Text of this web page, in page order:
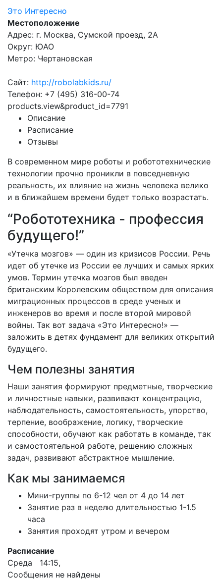
Это Интересно
Местоположение
Адрес: г. Москва, Сумской проезд, 2А
Округ: ЮАО
Метро: Чертановская
Сайт: http://robolabkids.ru/
Телефон: +7 (495) 316-00-74
products.view&product_id=7791
Описание
Расписание
Отзывы
В современном мире роботы и робототехнические
технологии прочно проникли в повседневную
реальность, их влияние на жизнь человека велико
и в ближайшем времени будет только возрастать.
“Робототехника - профессия
будущего!”
«Утечка мозгов» — один из кризисов России. Речь
идет об утечке из России ее лучших и самых ярких
умов. Термин утечка мозгов был введен
британским Королевским обществом для описания
миграционных процессов в среде ученых и
инженеров во время и после второй мировой
войны. Так вот задача «Это Интересно!» —
заложить в детях фундамент для великих открытий
будущего.
Чем полезны занятия
Наши занятия формируют предметные, творческие
и личностные навыки, развивают концентрацию,
наблюдательность, самостоятельность, упорство,
терпение, воображение, логику, творческие
способности, обучают как работать в команде, так
и самостоятельной работе, решению сложных
задач, развивают абстрактное мышление.
Как мы занимаемся
Мини-группы по 6-12 чел от 4 до 14 лет
Занятие раз в неделю длительностью 1-1.5
часа
Занятия проходят утром и вечером
Расписание
Среда 14:15,
Сообщения не найдены